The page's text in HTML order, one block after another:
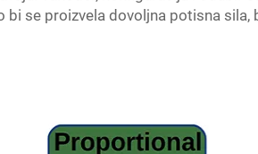
bi se proizvela dovoljna potisna